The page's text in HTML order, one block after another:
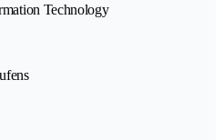
Technology